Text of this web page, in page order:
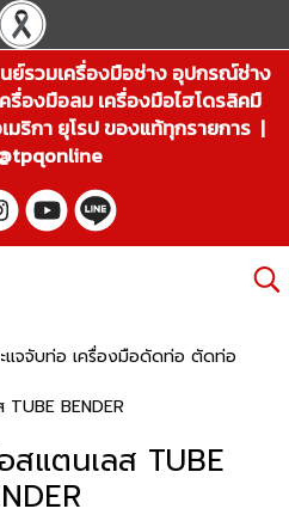
ย์รวมเครื่องมือช่าง อุปกรณ์ช่าง
รื่องมือลม เครื่องมือไฮโดรลิคมื
ริกา ยุโรป ของแท้ทุกรายการ |
แจจับท่อ เครื่องมือดัดท่อ ตัดท่อ
BENDER
แตนเลส TUBE